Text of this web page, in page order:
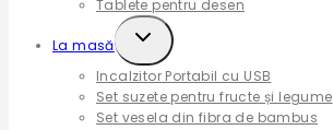
Tablete pentru desen
La masă
Expand
menu
Incalzitor Portabil cu USB
Set suzete pentru fructe și legume
Set vesela din fibra de bambus